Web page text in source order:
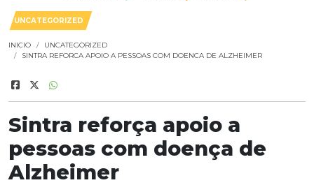
UNCATEGORIZED
INICIO
UNCATEGORIZED
SINTRA REFORCA APOIO A PESSOAS COM DOENCA DE ALZHEIMER
Sintra reforça apoio a
pessoas com doença de
Alzheimer